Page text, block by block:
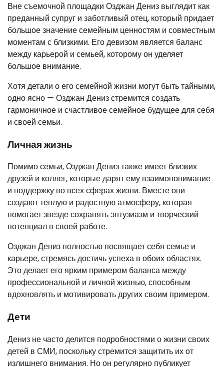
Вне съемочной площадки Озджан Дениз выглядит как
преданный супруг и заботливый отец, который придает
большое значение семейным ценностям и совместным
моментам с близкими. Его девизом является баланс
между карьерой и семьей, которому он уделяет
большое внимание.
Хотя детали о его семейной жизни могут быть тайными,
одно ясно — Озджан Дениз стремится создать
гармоничное и счастливое семейное будущее для себя
и своей семьи.
Личная жизнь
Помимо семьи, Озджан Дениз также имеет близких
друзей и коллег, которые дарят ему взаимопонимание
и поддержку во всех сферах жизни. Вместе они
создают теплую и радостную атмосферу, которая
помогает звезде сохранять энтузиазм и творческий
потенциал в своей работе.
Озджан Дениз полностью посвящает себя семье и
карьере, стремясь достичь успеха в обоих областях.
Это делает его ярким примером баланса между
профессиональной и личной жизнью, способным
вдохновлять и мотивировать других своим примером.
Дети
Дениз не часто делится подробностями о жизни своих
детей в СМИ, поскольку стремится защитить их от
излишнего внимания. Но он регулярно публикует